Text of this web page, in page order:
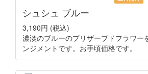
シュシュ ブルー
3,190円 (税込)
濃淡のブルーのプリザーブドフラワー
ンジメントです。お手頃価格です。